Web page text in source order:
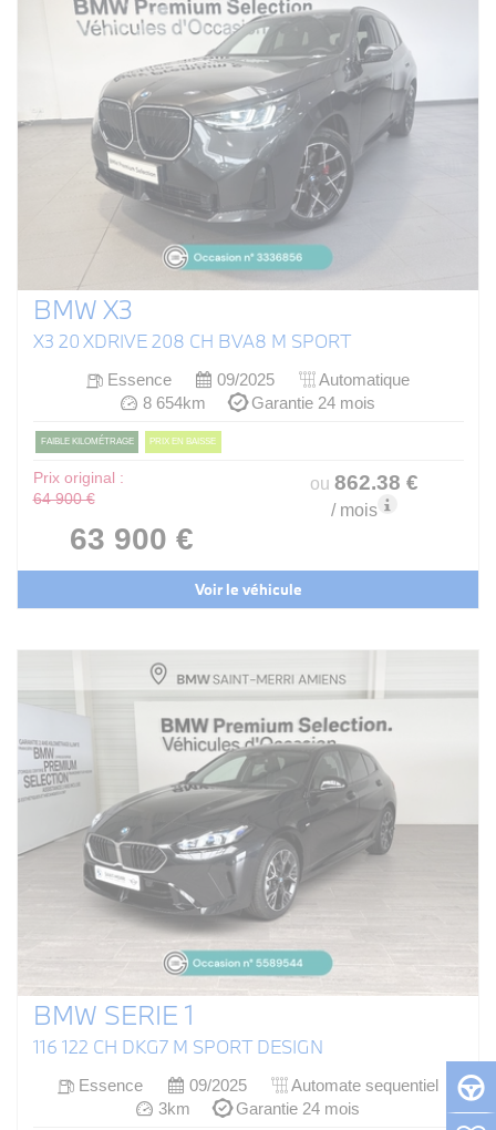
BMW X3
X3 20 XDRIVE 208 CH BVA8 M SPORT
Essence 09/2025
Automatique
8 654km
Garantie 24 mois
FAIBLE KILOMÉTRAGE PRIX EN BAISSE
Prix original :
64 900 €
63 900 €
ou 862.38 €
/ mois
Voir le véhicule
BMW SERIE 1
116 122 CH DKG7 M SPORT DESIGN
Essence 09/2025
Automate sequentiel
3km
Garantie 24 mois